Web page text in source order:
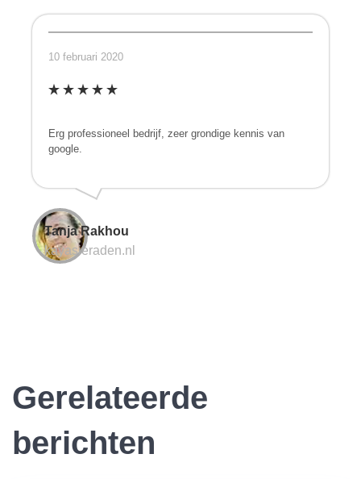
10 februari 2020
Erg professioneel bedrijf, zeer grondige kennis van
google.
Tanja Rakhou
kayasieraden.nl
Gerelateerde
berichten